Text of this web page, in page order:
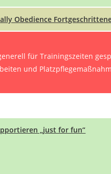
Obedience
für Trainingszeiten
und
„just for fun“